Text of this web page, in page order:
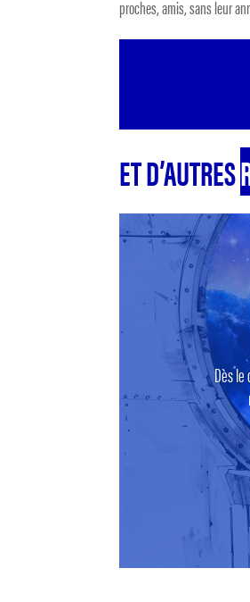
proches, amis, sans leur
ET D’AUTRES
Dès